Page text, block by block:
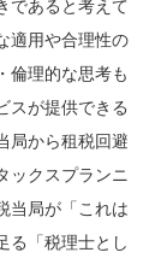
であると考えて
適用や合理性の
倫理的な思考も
スが提供できる
局から租税回避
ックスプランニ
当局が「これは
る「税理士とし